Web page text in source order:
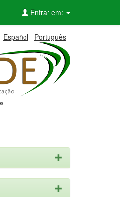
Entrar em:
Español Português